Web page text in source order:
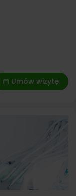
Umów wizytę